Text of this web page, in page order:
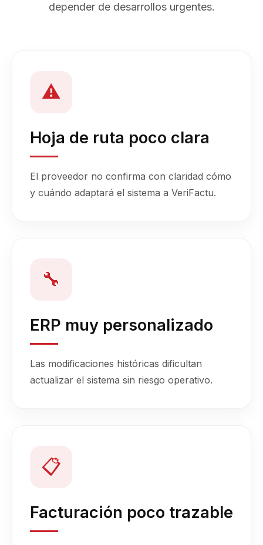
depender de desarrollos urgentes.
⚠️
Hoja de ruta poco clara
El proveedor no confirma con claridad cómo
y cuándo adaptará el sistema a VeriFactu.
🔧
ERP muy personalizado
Las modificaciones históricas dificultan
actualizar el sistema sin riesgo operativo.
📋
Facturación poco trazable